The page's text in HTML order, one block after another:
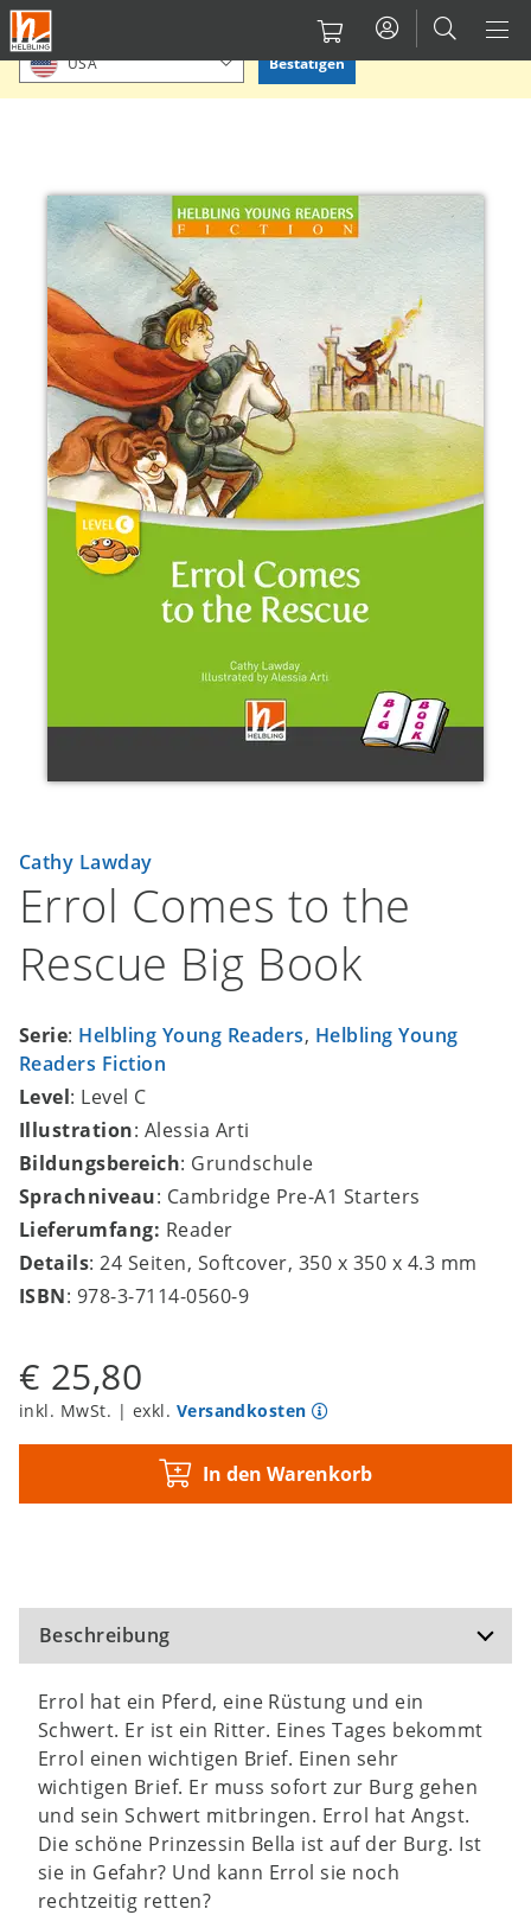
Direkt
zum
Inhalt
Bitte Standort bestätigen oder einen anderen auswählen.
USA Bestätigen
Cathy Lawday
Errol Comes to the
Rescue Big Book
Serie: Helbling Young Readers, Helbling Young
Readers Fiction
Level: Level C
Illustration: Alessia Arti
Bildungsbereich: Grundschule
Sprachniveau: Cambridge Pre-A1 Starters
Lieferumfang: Reader
Details: 24 Seiten, Softcover, 350 x 350 x 4.3 mm
ISBN: 978-3-7114-0560-9
€ 25,80
inkl. MwSt. | exkl. Versandkosten
In den Warenkorb
Beschreibung
Errol hat ein Pferd, eine Rüstung und ein
Schwert. Er ist ein Ritter. Eines Tages bekommt
Errol einen wichtigen Brief. Einen sehr
wichtigen Brief. Er muss sofort zur Burg gehen
und sein Schwert mitbringen. Errol hat Angst.
Die schöne Prinzessin Bella ist auf der Burg. Ist
sie in Gefahr? Und kann Errol sie noch
rechtzeitig retten?